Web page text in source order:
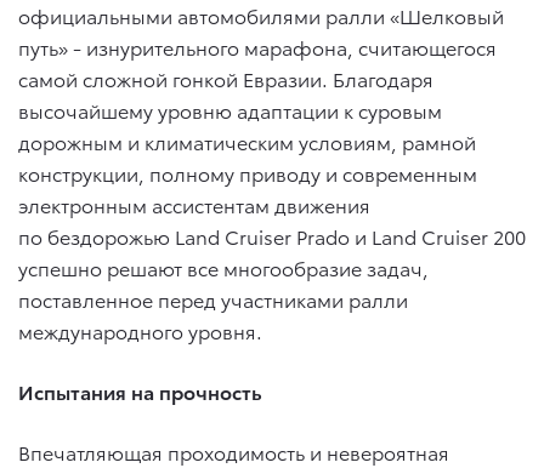
официальными автомобилями ралли «Шелковый
путь» - изнурительного марафона, считающегося
самой сложной гонкой Евразии. Благодаря
высочайшему уровню адаптации к суровым
дорожным и климатическим условиям, рамной
конструкции, полному приводу и современным
электронным ассистентам движения
по бездорожью Land Cruiser Prado и Land Cruiser 200
успешно решают все многообразие задач,
поставленное перед участниками ралли
международного уровня.
Испытания на прочность
Впечатляющая проходимость и невероятная